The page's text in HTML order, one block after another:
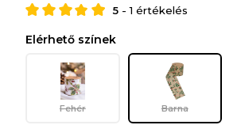
5 -1 értékelés
Elérhető színek
Fehér Barna